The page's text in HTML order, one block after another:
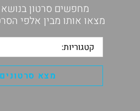
מחפשים סרטון
מצאו אותו מבין אלפי